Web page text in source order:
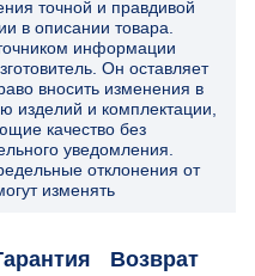
точной и правдивой
в описании товара.
информации
Он оставляет
вносить изменения в
изделий и комплектации,
качество без
уведомления.
отклонения от
изменять
Возврат